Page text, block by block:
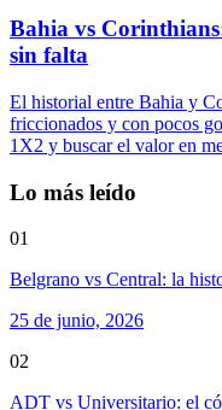
Bahia vs
sin falta
El historial entre Bahia y
friccionados y con pocos
1X2 y buscar el valor en
Lo más leído
01
Belgrano vs Central: la
25 de junio, 2026
02
ADT vs Universitario: el